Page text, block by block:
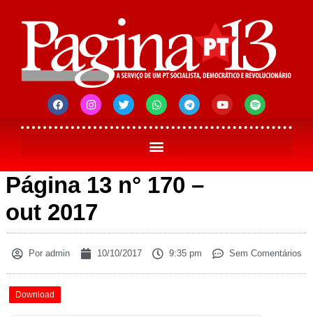
Página 13 n° 170 –
out 2017
Poradmin 10/10/2017 9:35 pm Sem Comentários
Download